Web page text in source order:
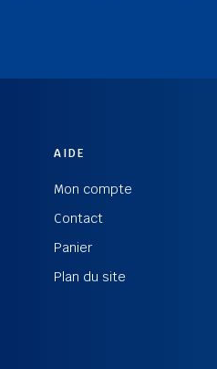
AIDE
Mon compte
Contact
Panier
Plan du site